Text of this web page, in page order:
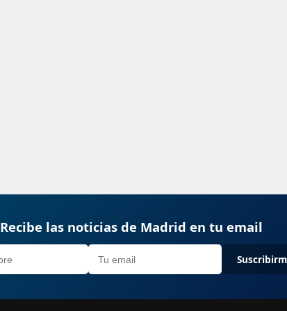
Recibe las noticias de Madrid en tu email